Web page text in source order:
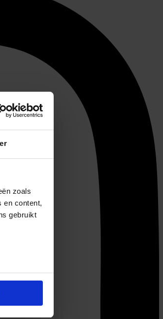
zoals
en content,
gebruikt